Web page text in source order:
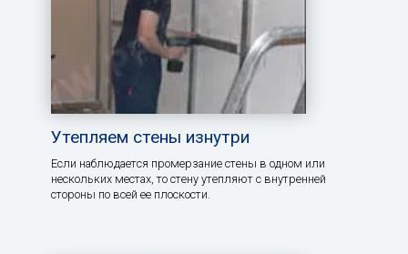
Утепляем стены изнутри
Если наблюдается промерзание стены в одном или
нескольких местах, то стену утепляют с внутренней
стороны по всей ее плоскости.